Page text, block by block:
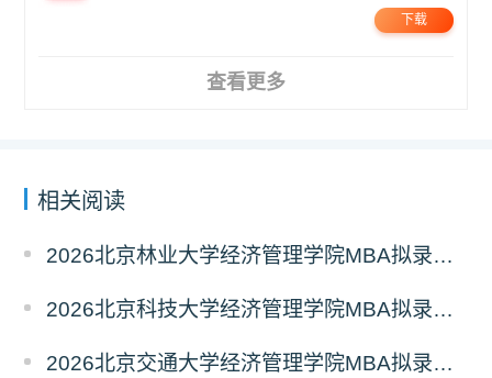
下载
查看更多
相关阅读
2026北京林业大学经济管理学院MBA拟录取分析解读
2026北京科技大学经济管理学院MBA拟录取分析解读
2026北京交通大学经济管理学院MBA拟录取分析解读